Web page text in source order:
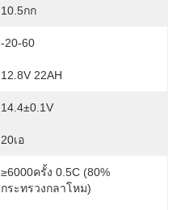
10.5กก
-20-60
12.8V 22AH
14.4±0.1V
20เอ
≥6000ครั้ง 0.5C (80%
กระทรวงกลาโหม)